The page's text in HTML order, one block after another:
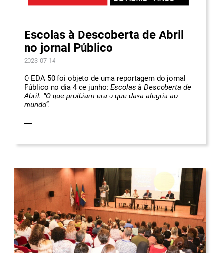
Escolas à Descoberta de Abril
no jornal Público
2023-07-14
O EDA 50 foi objeto de uma reportagem do jornal
Público no dia 4 de junho: Escolas à Descoberta de
Abril: “O que proibiam era o que dava alegria ao
mundo”.